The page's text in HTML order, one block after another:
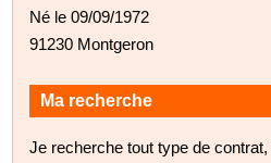
Né le 09/09/1972
91230 Montgeron
Ma recherche
Je recherche tout type de